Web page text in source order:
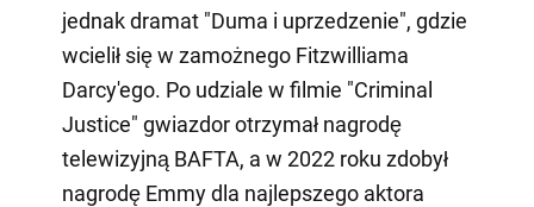
jednak dramat "Duma i uprzedzenie", gdzie
wcielił się w zamożnego Fitzwilliama
Darcy'ego. Po udziale w filmie "Criminal
Justice" gwiazdor otrzymał nagrodę
telewizyjną BAFTA, a w 2022 roku zdobył
nagrodę Emmy dla najlepszego aktora